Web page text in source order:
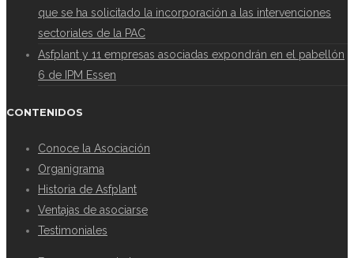
que se ha solicitado la incorporación a las intervenciones
sectoriales de la PAC
Asfplant y 11 empresas asociadas expondrán en el pabellón
6 de IPM Essen
CONTENIDOS
Conoce la Asociación
Organigrama
Historia de Asfplant
Ventajas de asociarse
Testimoniales